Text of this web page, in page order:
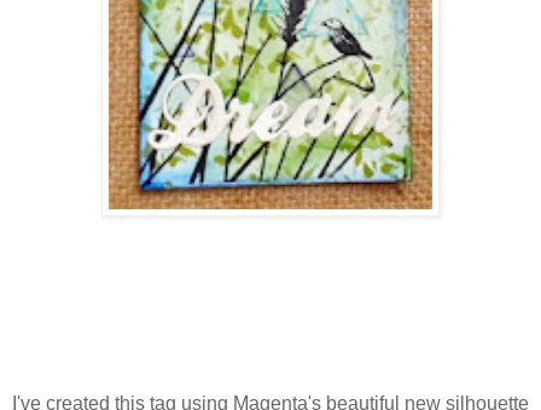
I've created this tag using Magenta's beautiful new silhouette